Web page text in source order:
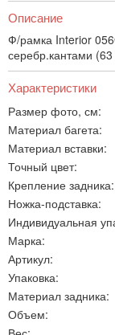
Описание
Ф/рамка Interior
серебр.кантами
Характеристики
Размер фото, см:
Материал багета:
Материал вставки:
Точный цвет:
Крепление задника:
Ножка-подставка:
Индивидуальная
Марка:
Артикул:
Упаковка:
Материал задника:
Объем: